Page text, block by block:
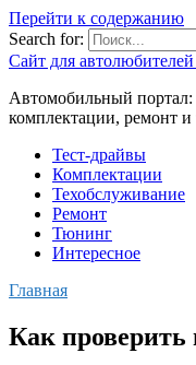
Перейти к содержанию
Search for:
Сайт для
Автомобильный портал:
комплектации, ремонт и
Тест-драйвы
Комплектации
Техобслуживание
Ремонт
Тюнинг
Интересное
Главная
Как проверить